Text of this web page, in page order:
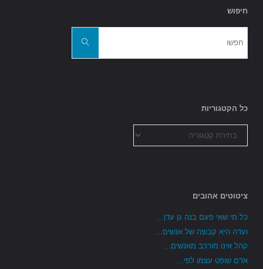
חיפוש
חפשו
כל הקטגוריות
הקטגוריות
ציטוטים אהובים
כל מי שאי פעם בנה גן עדן...
ועדה היא קבוצה של אנשים...
קהל אינו מורכב מאנשים...
אדם שופט עצמו לפי...